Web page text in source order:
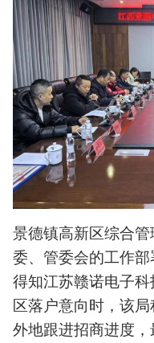
景德镇高新区综合
委、管委会的工作
得知江苏赣诺电子
区落户意向时，该
外地跟进招商进度